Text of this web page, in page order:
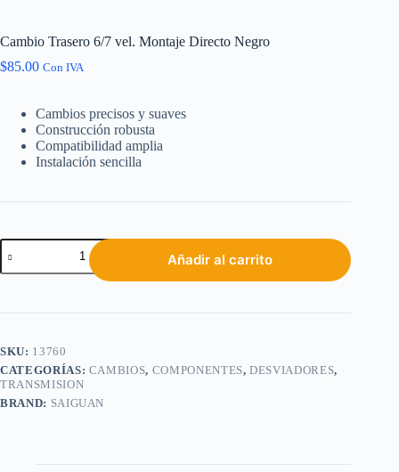
Cambio Trasero 6/7 vel. Montaje Directo Negro
$85.00 Con IVA
Cambios precisos y suaves
Construcción robusta
Compatibilidad amplia
Instalación sencilla
Añadir al carrito
SKU: 13760
CATEGORÍAS: CAMBIOS, COMPONENTES,DESVIADORES,
TRANSMISION
BRAND: SAIGUAN